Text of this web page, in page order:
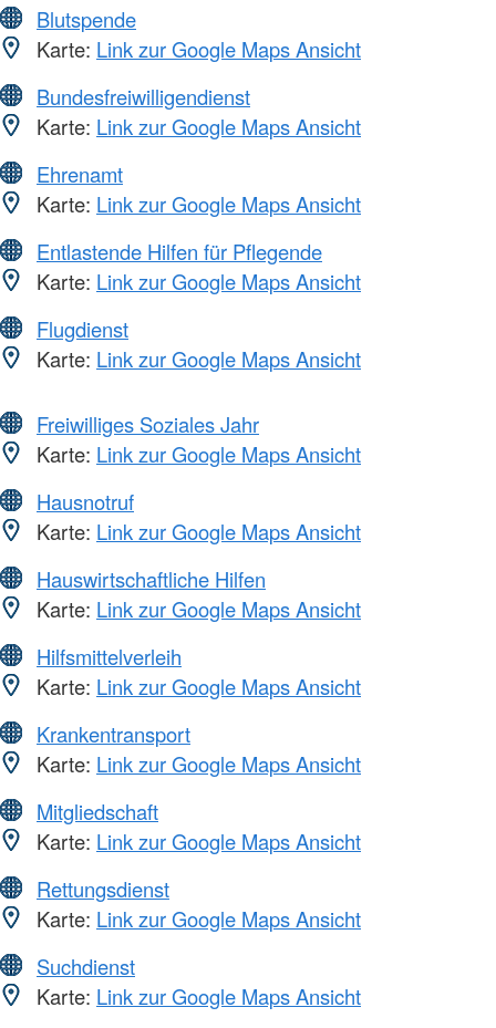
Blutspende
Karte: Link zur Google Maps Ansicht
Bundesfreiwilligendienst
Karte: Link zur Google Maps Ansicht
Ehrenamt
Karte: Link zur Google Maps Ansicht
Entlastende Hilfen für Pflegende
Karte: Link zur Google Maps Ansicht
Flugdienst
Karte: Link zur Google Maps Ansicht
Freiwilliges Soziales Jahr
Karte: Link zur Google Maps Ansicht
Hausnotruf
Karte: Link zur Google Maps Ansicht
Hauswirtschaftliche Hilfen
Karte: Link zur Google Maps Ansicht
Hilfsmittelverleih
Karte: Link zur Google Maps Ansicht
Krankentransport
Karte: Link zur Google Maps Ansicht
Mitgliedschaft
Karte: Link zur Google Maps Ansicht
Rettungsdienst
Karte: Link zur Google Maps Ansicht
Suchdienst
Karte: Link zur Google Maps Ansicht